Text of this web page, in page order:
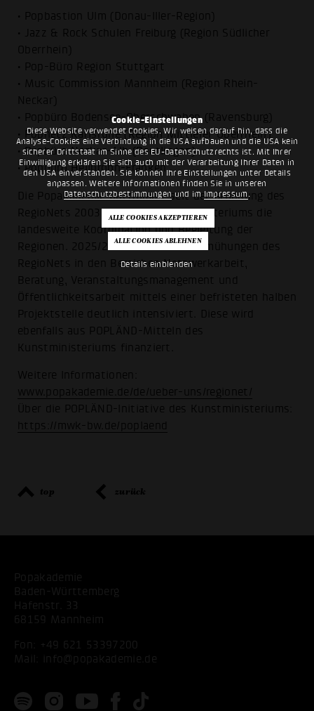
Cookie-Einstellungen
Diese Website verwendet Cookies. Wir weisen darauf hin, dass die
Analyse-Cookies eine Verbindung in die USA aufbauen und die USA kein
sicherer Drittstaat im Sinne des EU-Datenschutzrechts ist. Mit Ihrer
Einwilligung erklären Sie sich auch mit der Verarbeitung Ihrer Daten in
den USA einverstanden. Sie können Ihre Einstellungen unter Details
anpassen. Weitere Informationen finden Sie in unseren
Datenschutzbestimmungenund imImpressum .
Details einblenden
• Popbastion Ulm (Donau-Iller-Region)
• Jazz & Rock Schulen Freiburg (Region Südlicher
Oberrhein)
• Pop-Büro Region Stuttgart
• Music Commission Mannheim (Region Rhein-
Neckar)
• Popbüro Bodensee-Oberschwaben (Ravensburg)
• Popnetz Karlsruhe (Region Mittlerer Oberrhein)
• Popbüro Neckar-Alb (Reutlingen)
• Popbüro Heilbronn-Franken
Die Popakademie übernimmt seit der Gründung des
RegioNets 2003 im Auftrag des Ministeriums die
landesweite Koordination und Begleitung der
Regionen. 2025/2026 werden die Bemühungen des
RegioNets in den Bereichen Netzwerkarbeit,
Beratung, Veranstaltungsmanagement und
Öffentlichkeitsarbeit mittels einer befristeten halben
Projektstelle deutlich intensiviert. Diese wird
ebenfalls aus POPLÄND-Mitteln des
Kunstministeriums finanziert.
Weitere Informationen:
www.popakademie.de/de/ueber-uns/regionet/
Über die POPLÄND-Initiative des Kunstministeriums:
https://mwk-bw.de/poplaend
top zurück
Popakademie
Baden-Württemberg
Hafenstr. 33
68159 Mannheim
Fon:
+49 621 53397200
Mail:
info@popakademie.de